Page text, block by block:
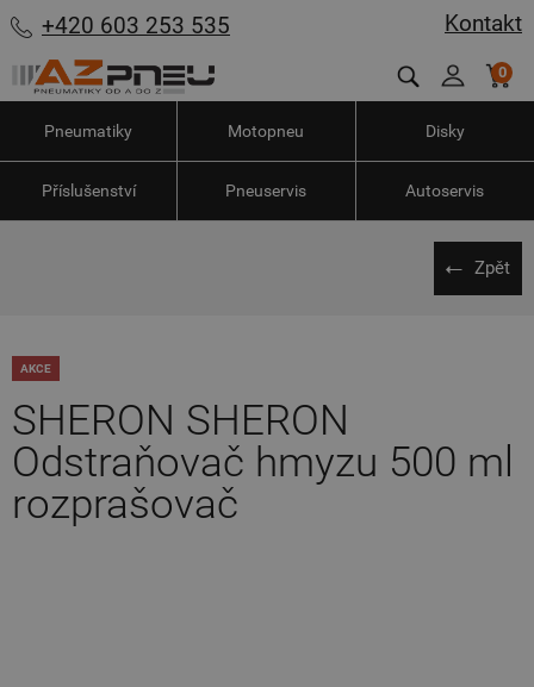
Kontakt
+420 603 253 535
0
Pneumatiky Motopneu Disky
Příslušenství Pneuservis Autoservis
Zpět
AKCE
SHERON SHERON
Odstraňovač hmyzu 500 ml
rozprašovač